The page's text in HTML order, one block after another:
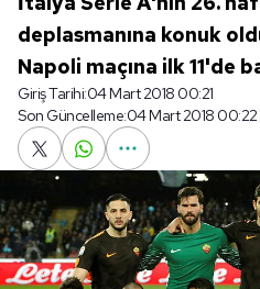
deplasmanına konuk
Napoli maçına ilk 11'de
Giriş Tarihi:04 Mart 2018 00:21
Son Güncelleme:04 Mart 2018 00:22